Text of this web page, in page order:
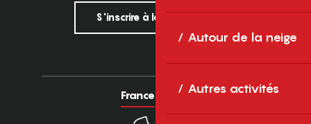
Autour de la neige
Autres activités
S'inscrire à la newsletter
France Europe